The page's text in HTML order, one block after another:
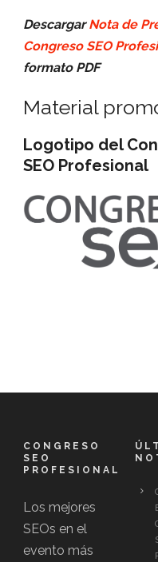
DescargarNota de
Congreso SEO
formato PDF
Material
Logotipo del
SEO Profesional
CONGRESO
SEO
PROFESIONAL
Los mejores
SEOs en el
evento más